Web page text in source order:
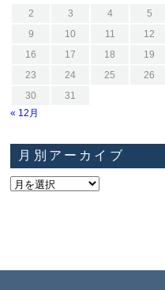
2
3 4 5
9
10 11 12
16
17 18 19
23
24 25 26
30
31
« 12月
月別アーカイブ